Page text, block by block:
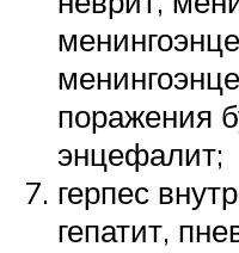
поражения
энцефалит;
герпес
гепатит,